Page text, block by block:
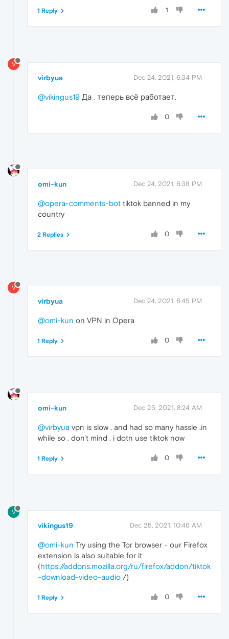
1
1 Reply
V
virbyua Dec 24, 2021, 6:34 PM
@vikingus19 Да . теперь всё работает.
0
omi-kun Dec 24, 2021, 6:38 PM
@opera-comments-bot tiktok banned in my
country
0
2 Replies
V
virbyua Dec 24, 2021, 6:45 PM
@omi-kun on VPN in Opera
0
1 Reply
omi-kun Dec 25, 2021, 8:24 AM
@virbyua vpn is slow . and had so many hassle .in
while so . don't mind . i dotn use tiktok now
0
1 Reply
V
vikingus19 Dec 25, 2021, 10:46 AM
@omi-kun Try using the Tor browser - our Firefox
extension is also suitable for it
(https://addons.mozilla.org/ru/firefox/addon/tiktok
-download-video-audio /)
0
1 Reply